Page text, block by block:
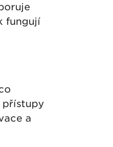
fungují
přístupy
a